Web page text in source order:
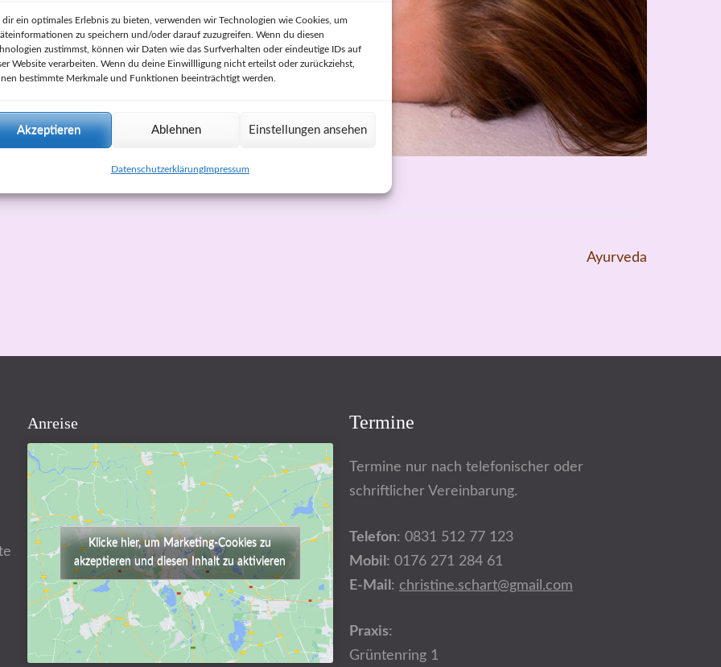
dir ein optimales Erlebnis zu bieten, verwenden wir Technologien wie Cookies, um
zu speichern und/oder darauf zuzugreifen. Wenn du diesen
zustimmst, können wir Daten wie das Surfverhalten oder eindeutige IDs auf
Website verarbeiten. Wenn du deine Einwillligung nicht erteilst oder zurückziehst,
bestimmte Merkmale und Funktionen beeinträchtigt werden.
Akzeptieren Ablehnen Einstellungen ansehen
DatenschutzerklärungImpressum
Ayurveda
Anreise
Klicke hier, um Marketing-Cookies zu
akzeptieren und diesen Inhalt zu aktivieren
Termine
Termine nur nach telefonischer oder
schriftlicher Vereinbarung.
Telefon: 0831 512 77 123
Mobil : 0176 271 284 61
E-Mail : christine.schart@gmail.com
Praxis:
Grüntenring 1